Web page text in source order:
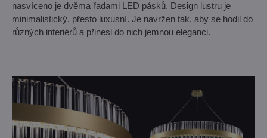
nasvíceno je dvěma řadami LED pásků. Design lustru je
minimalistický, přesto luxusní. Je navržen tak, aby se hodil do
různých interiérů a přinesl do nich jemnou eleganci.